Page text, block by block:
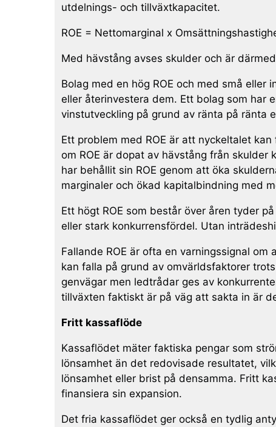
utdelnings- och tillväxtkapacitet.
ROE = Nettomarginal x
Med hävstång avses skulder och är
Bolag med en hög ROE och med små
eller återinvestera dem. Ett bolag som har
vinstutveckling på grund av ränta på ränta
Ett problem med ROE är att nyckeltalet
om ROE är dopat av hävstång från
har behållit sin ROE genom att öka
marginaler och ökad kapitalbindning med
Ett högt ROE som består över åren tyder
eller stark konkurrensfördel. Utan
Fallande ROE är ofta en varningssignal
kan falla på grund av omvärldsfaktorer
genvägar men ledtrådar ges av
tillväxten faktiskt är på väg att sakta in är
Fritt kassaflöde
Kassaflödet mäter faktiska pengar som
lönsamhet än det redovisade resultatet,
lönsamhet eller brist på densamma. Fritt
finansiera sin expansion.
Det fria kassaflödet ger också en tydlig